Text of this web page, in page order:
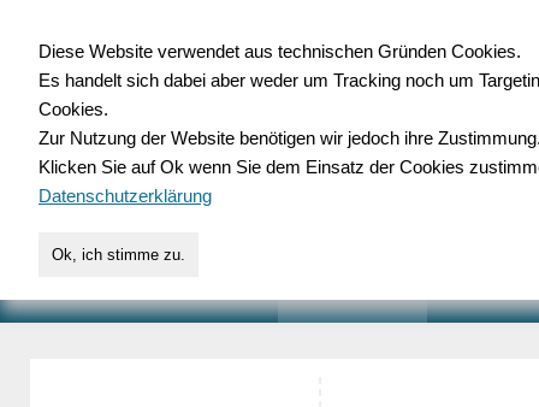
für Handwerk,
Diese Website verwendet aus technischen Gründen Cookies.
Es handelt sich dabei aber weder um Tracking noch um
Cookies.
Zur Nutzung der Website benötigen wir jedoch ihre
Klicken Sie auf Ok wenn Sie dem Einsatz der Cookies
Datenschutzerklärung
Ok, ich stimme zu.